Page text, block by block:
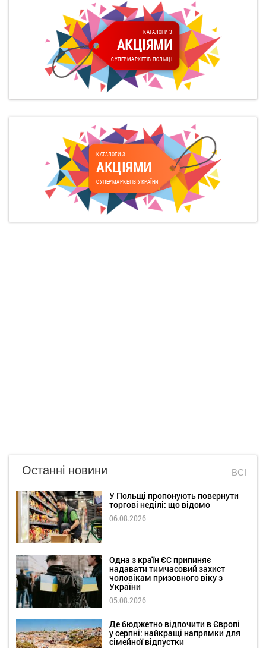
КАТАЛОГИ З
АКЦІЯМИ
СУПЕРМАРКЕТІВ ПОЛЬЩІ
КАТАЛОГИ З
АКЦІЯМИ
СУПЕРМАРКЕТІВ УКРАЇНИ
Останні новини ВСІ
У Польщі пропонують повернути
торгові неділі: що відомо
06.08.2026
Одна з країн ЄС припиняє
надавати тимчасовий захист
чоловікам призовного віку з
України
05.08.2026
Де бюджетно відпочити в Європі
у серпні: найкращі напрямки для
сімейної відпустки